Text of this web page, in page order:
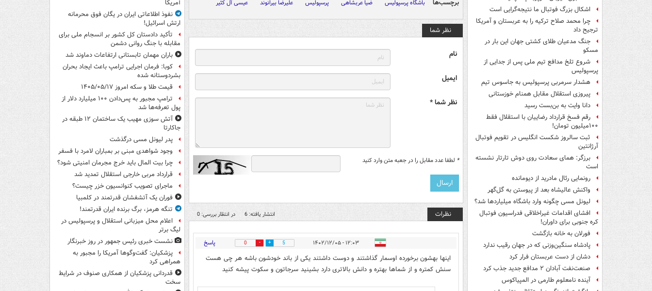
اشکال بزرگ فوتبال ما نتیجه‌گرایی است
چرا محمد صلاح ترکیه را به عربستان و آمریکا
ترجیح داد
جنگ مدعیان طلای کشتی جهان این بار در
مسکو
شروع تلخ مدافع تیم ملی پس از جدایی از
پرسپولیس
هشدار سرمربی پرسپولیس به جاسوس تیم
پیروزی استقلال مقابل همنام خوزستانی
دانا وایت به بن‌بست رسید
رقم فسخ قرارداد رضاییان با استقلال فقط
۱۰۰میلیون تومان!
ثبت سالروز شکست انگلیس در تقویم فوتبال
آرژانتین
برزگر: همای سعادت روی دوش تارتار نشسته
است
رونمایی رئال مادرید از دیومانده
واکنش عالیشاه بعد از پیوستن به گل‌گهر
لیونل مسی چگونه وارد باشگاه میلیاردها شد؟
افشای اقدامات غیراخلاقی فدراسیون فوتبال
کره جنوبی برای داوران!
فورلان به خانه بازگشت
پادشاه سنگین‌وزنی که در جهان رقیب ندارد
دشان از دست عربستان فرار کرد
صنعت‌نفت آبادان ۲ مدافع جدید جذب کرد
آینده نامعلوم طارمی در المپیاکوس
برچسب‌ها باشگاه پرسپولیس ضیا عربشاهی پرسپولیس علیرضا بیرانوند عیسی آل کثیر
نظر شما
نام
ایمیل
نظر شما *
* لطفا عدد مقابل را در جعبه متن وارد کنید
نظرات انتشار یافته: 6 در انتظار بررسی: 0
۱۲:۰۳ - ۱۴۰۲/۱۲/۰۵ 5
0 پاسخ
اینها بهشون برخورده اوسمار گذاشتند و دوست داشتند یکی از باند خودشون باشه هر چی هست
سنش کمتره و از شماها بهتره و دانش بالاتری دارد بشینید سرجاتون و سکوت پیشه کنید
آمریکا
نفوذ اطلاعاتی ایران در یگان فوق محرمانه
ارتش اسرائیل!
تأکید دادستان کل کشور بر انسجام ملی برای
مقابله با جنگ روانی دشمن
باران مهمان تابستانی ارتفاعات دماوند شد
کوبا: فرمان اجرایی ترامپ باعث ایجاد بحران
بشردوستانه شده
قیمت طلا و سکه امروز ۱۴۰۵/۰۵/۱۷
ترامپ مجبور به پس‌دادن ۱۰۰ میلیارد دلار از
پول تعرفه‌ها شد
آتش سوزی مهیب یک ساختمان ۱۲ طبقه در
جاکارتا
پدر لیونل مسی درگذشت
وجود شواهدی مبنی بر بمباران لامرد با فسفر
چرا بیت المال باید خرج مجرمان امنیتی شود؟
قرارداد مربی خارجی استقلال تمدید شد
ماجرای تصویب کنوانسیون خزر چیست؟
فوران یک آتشفشان قدرتمند در کلمبیا
تنگه هرمز، برگ برنده ایران قدرتمند!
اعلام محل میزبانی استقلال و پرسپولیس در
لیگ برتر
نشست خبری رئیس جمهور در روز خبرنگار
پزشکیان: گفت‌وگوها آمریکا را مجبور به
همراهی کرد
قدردانی پزشکیان از همکاری صنوف در شرایط
سخت